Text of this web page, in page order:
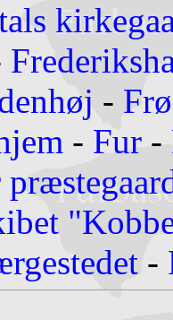
-
- Fur -
-